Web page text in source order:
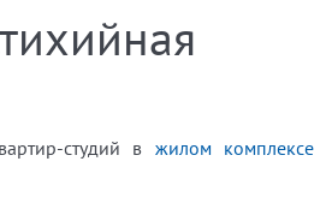
студий в жилом комплексе